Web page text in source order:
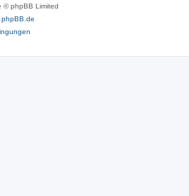
© phpBB Limited
phpBB.de